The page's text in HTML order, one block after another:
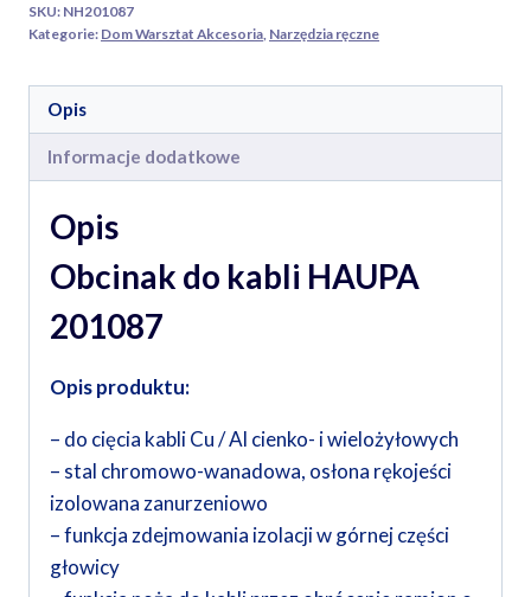
SKU: NH201087
Kategorie: Dom Warsztat Akcesoria Narzędzia ręczne
Opis
Informacje dodatkowe
Opis
Obcinak do kabli HAUPA
201087
Opis produktu:
– do cięcia kabli Cu / Al cienko- i wielożyłowych
– stal chromowo-wanadowa, osłona rękojeści
izolowana zanurzeniowo
– funkcja zdejmowania izolacji w górnej części
głowicy